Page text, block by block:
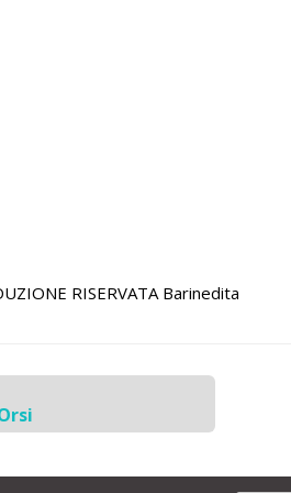
RISERVATA Barinedita